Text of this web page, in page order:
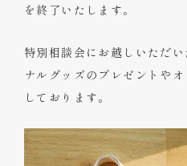
を終了いたします。
特別相談会にお越しいただ
ナルグッズのプレゼントや
しております。